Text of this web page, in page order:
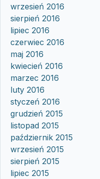
wrzesień 2016
sierpień 2016
lipiec 2016
czerwiec 2016
maj 2016
kwiecień 2016
marzec 2016
luty 2016
styczeń 2016
grudzień 2015
listopad 2015
październik 2015
wrzesień 2015
sierpień 2015
lipiec 2015